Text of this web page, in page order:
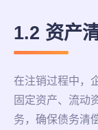
1.2 资产
在注销过程中，
固定资产、流动
务，确保债务清